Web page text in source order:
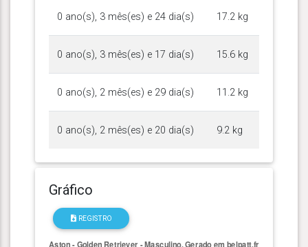
0 ano(s), 3 mês(es) e 24 dia(s) 17.2 kg
0 ano(s), 3 mês(es) e 17 dia(s) 15.6 kg
0 ano(s), 2 mês(es) e 29 dia(s) 11.2 kg
0 ano(s), 2 mês(es) e 20 dia(s) 9.2 kg
Gráfico
REGISTRO